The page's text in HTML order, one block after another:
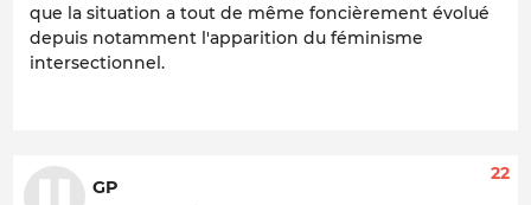
que la situation a tout de même foncièrement évolué
depuis notamment l'apparition du féminisme
intersectionnel.
GP
22